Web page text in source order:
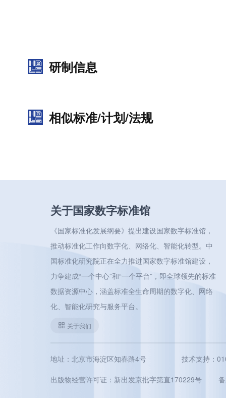
研制信息
相似标准/计划/法规
关于国家数字标准馆
《国家标准化发展纲要》提出建设国家数字标准馆，
推动标准化工作向数字化、网络化、智能化转型。中
国标准化研究院正在全力推进国家数字标准馆建设，
力争建成“一个中心”和“一个平台”，即全球领先的标准
数据资源中心，涵盖标准全生命周期的数字化、网络
化、智能化研究与服务平台。
关于我们
地址：北京市海淀区知春路4号 技术支持：
出版物经营许可证：新出发京批字第直170229号